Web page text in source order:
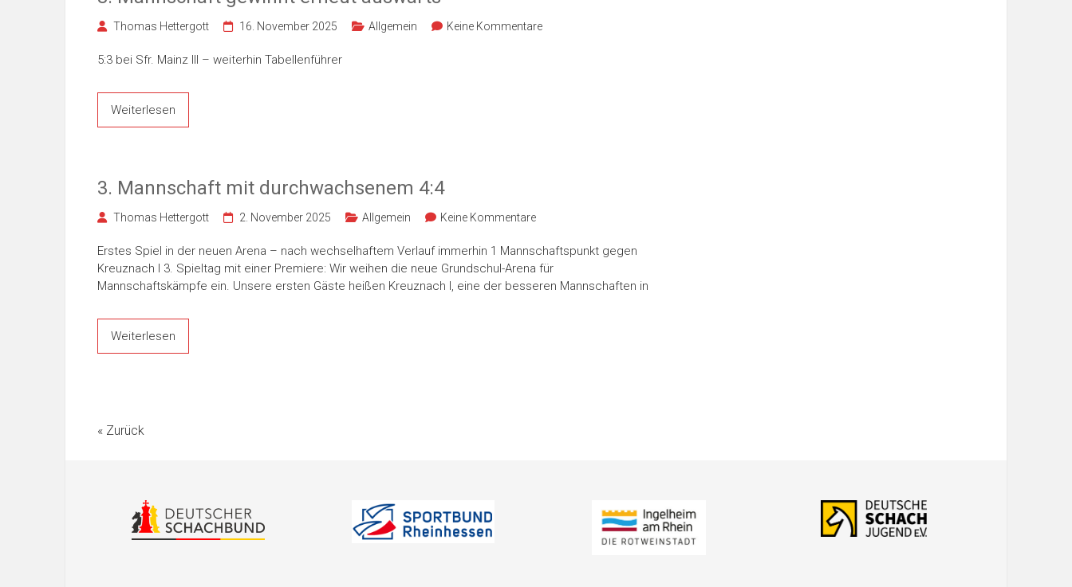
Thomas Hettergott 16. November 2025 Allgemein Keine Kommentare
5:3 bei Sfr. Mainz III – weiterhin Tabellenführer
Weiterlesen
3. Mannschaft mit durchwachsenem 4:4
Thomas Hettergott 2. November 2025 Allgemein Keine Kommentare
Erstes Spiel in der neuen Arena – nach wechselhaftem Verlauf immerhin 1 Mannschaftspunkt gegen
Kreuznach I 3. Spieltag mit einer Premiere: Wir weihen die neue Grundschul-Arena für
Mannschaftskämpfe ein. Unsere ersten Gäste heißen Kreuznach I, eine der besseren Mannschaften in
Weiterlesen
« Zurück